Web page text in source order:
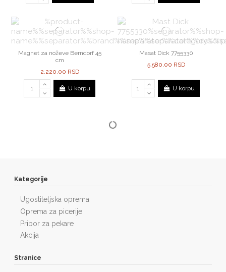
Magnet za noževe Berndorf 45
cm
2.220,00 RSD
U korpu
Masat Dick 7755330
5.580,00 RSD
U korpu
Kategorije
Ugostiteljska oprema
Oprema za picerije
Pribor za pekare
Akcija
Stranice